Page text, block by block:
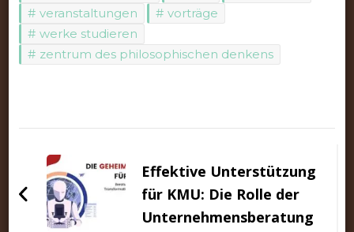
veranstaltungen
vorträge
werke studieren
zentrum des philosophischen denkens
Effektive Unterstützung
für KMU: Die Rolle der
Unternehmensberatung